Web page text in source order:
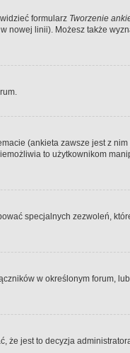
formularz Tworzenie
linii). Możesz także
(ankieta zawsze jest z
to użytkownikom
specjalnych zezwoleń,
w określonym forum,
jest to decyzja